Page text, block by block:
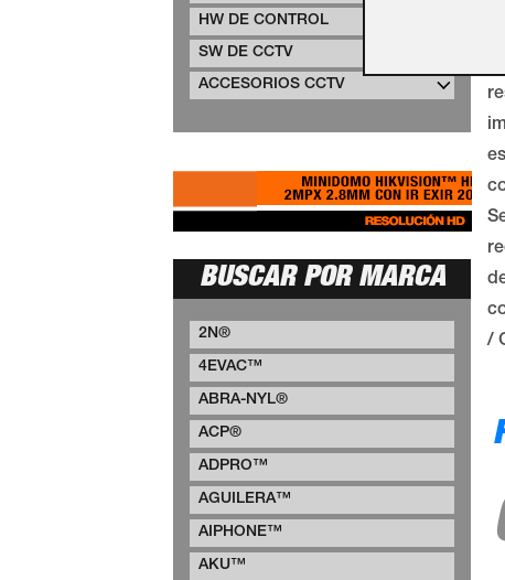
HW DE CONTROL
SW DE CCTV
ACCESORIOS CCTV
BUSCAR POR MARCA
2N®
4EVAC™
ABRA-NYL®
ACP®
ADPRO™
AGUILERA™
AIPHONE™
AKU™
/